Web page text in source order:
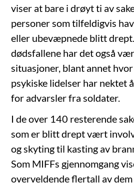
viser at bare i drøyt ti av
personer som tilfeldigvis
eller ubevæpnede blitt
dødsfallene har det også
situasjoner, blant annet
psykiske lidelser har nektet
for advarsler fra soldater.
I de over 140 resterende
som er blitt drept vært
og skyting til kasting av
Som MIFFs gjennomgang
overveldende flertall av